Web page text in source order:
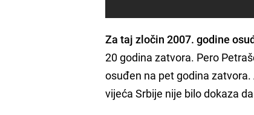
Za taj zločin 2007. godine
20 godina zatvora. Pero
osuđen na pet godina
vijeća Srbije nije bilo dokaza